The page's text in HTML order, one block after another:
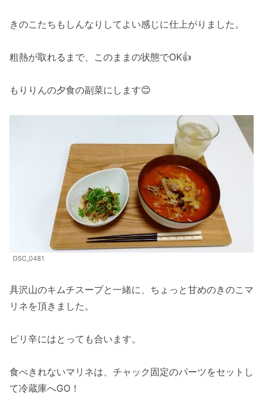
きのこたちもしんなりしてよい感じに仕上がりました。
粗熱が取れるまで、このままの状態でOK👍
もりりんの夕食の副菜にします😊
DSC_0481
具沢山のキムチスープと一緒に、ちょっと甘めのきのこマ
リネを頂きました。
ピリ辛にはとっても合います。
食べきれないマリネは、チャック固定のパーツをセットし
て冷蔵庫へGO！